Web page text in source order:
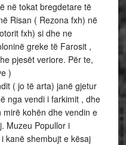
në tokat bregdetare të
Risan ( Rezona fxh) në
fxh) si dhe ne
greke të Farosit ,
pjesët veriore. Për te,
)
( jo të arta) janë gjetur
nga vendi i farkimit , dhe
kohën dhe vendin e
Muzeu Popullor i
kanë shembujt e kësaj